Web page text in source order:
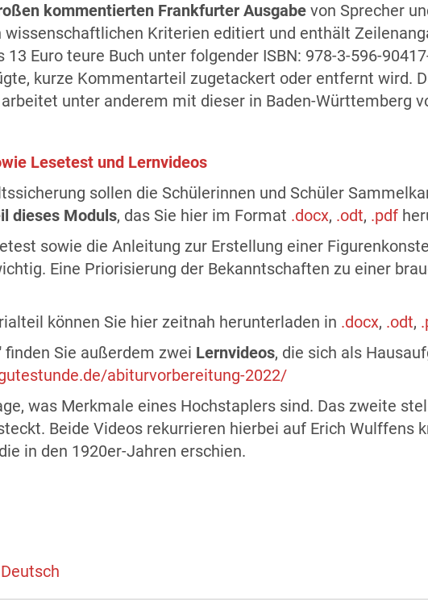
kommentierten Frankfurter Ausgabe von Sprecher
wissenschaftlichen Kriterien editiert und enthält
Euro teure Buch unter folgender ISBN: 978-3-596-
kurze Kommentarteil zugetackert oder entfernt wird.
unter anderem mit dieser in Baden-Württemberg
Lesetest und Lernvideos
sollen die Schülerinnen und Schüler
dieses Moduls, das Sie hier im Format .docx, .odt, .pdf
sowie die Anleitung zur Erstellung einer
Eine Priorisierung der Bekanntschaften zu einer
können Sie hier zeitnah herunterladen in .docx, .odt,
Sie außerdem zwei Lernvideos, die sich als
abiturvorbereitung-2022/
was Merkmale eines Hochstaplers sind. Das zweite
Beide Videos rekurrieren hierbei auf Erich Wulffens
in den 1920er-Jahren erschien.